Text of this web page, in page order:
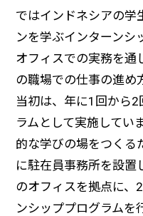
ではインドネシアの学
ンを学ぶインターンシ
オフィスでの実務を通
の職場での仕事の進め
当初は、年に1回から
ラムとして実施してい
的な学びの場をつくる
に駐在員事務所を設置
のオフィスを拠点に、
ンシッププログラムを